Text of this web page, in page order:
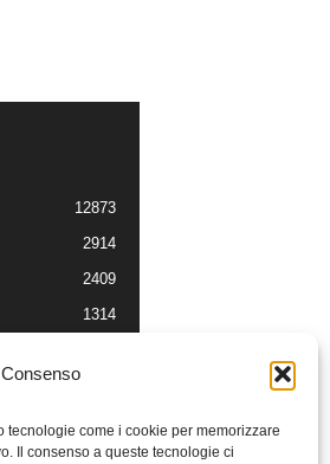
come i cookie per memorizzare
Il consenso a queste tecnologie ci
12873
2914
2409
1314